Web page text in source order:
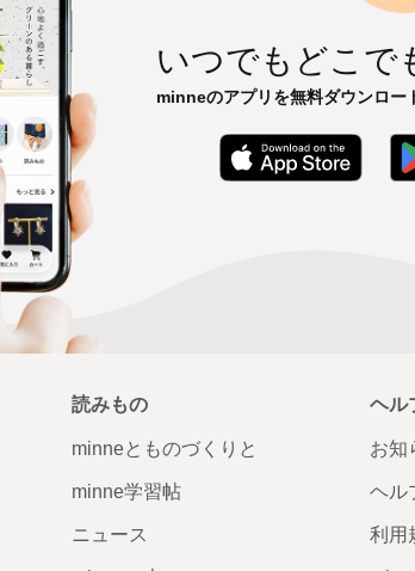
いつでもどこで
minneのアプリを無料ダウンロー
App
読みもの
minneとものづくりと
minne学習帖
ニュース
ヘル
お知
ヘル
利用